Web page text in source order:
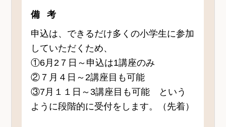
備考
申込は、できるだけ多くの小学生に参加
していただくため、
①6月2７日～申込は1講座のみ
②７月４日～2講座目も可能
③7月１１日～3講座目も可能 という
ように段階的に受付をします。（先着）